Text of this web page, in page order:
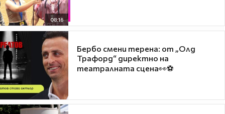
08:16
Бербо смени терена: от „Олд
Трафорд“ директно на
театралната сцена👀⚽